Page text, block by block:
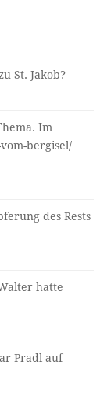
St. Jakob?
Im
bergisel/
des Rests
hatte
Pradl auf